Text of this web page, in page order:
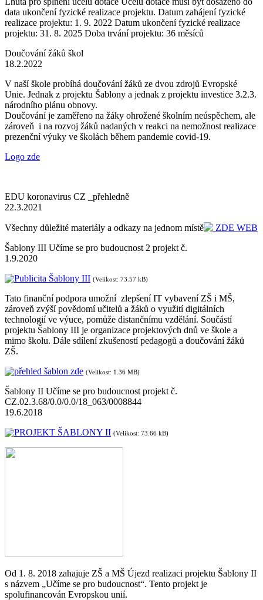
data ukončení fyzické realizace projektu. Datum zahájení fyzické
realizace projektu: 1. 9. 2022 Datum ukončení fyzické realizace
projektu: 31. 8. 2025 Doba trvání projektu: 36 měsíců
Doučování žáků škol
18.2.2022
V naší škole probíhá doučování žáků ze dvou zdrojů Evropské
Unie. Jednak z projektu Šablony a jednak z projektu investice 3.2.3.
národního plánu obnovy.
Doučování je zaměřeno na žáky ohrožené školním neúspěchem, ale
zároveň i na rozvoj žáků nadaných v reakci na nemožnost realizace
prezenční výuky ve školách během pandemie covid-19.
Logo zde
EDU koronavirus CZ _přehledně
22.3.2021
Všechny důležité materiály a odkazy na jednom místě
ZDE WEB
Šablony III Učíme se pro budoucnost 2 projekt č.
1.9.2020
Publicita Šablony III (Velikost: 73.57 kB)
Tato finanční podpora umožní zlepšení IT vybavení ZŠ i MŠ,
zároveň zvýší povědomí učitelů a žáků o využití digitálních
technologií ve výuce, pomůže distančnímu vzdělání. Součástí
projektu Šablony III je organizace projektových dnů ve škole a
mimo školu. Dále sdílení zkušeností pedagogů a doučování žáků
ZŠ.
přehled šablon zde (Velikost: 1.36 MB)
Šablony II Učíme se pro budoucnost projekt č.
CZ.02.3.68/0.0/0.0/18_063/0008844
19.6.2018
PROJEKT ŠABLONY II (Velikost: 73.66 kB)
Od 1. 8. 2018 zahajuje ZŠ a MŠ Újezd realizaci projektu Šablony II
s názvem „Učíme se pro budoucnost“. Tento projekt je
spolufinancován Evropskou unií.